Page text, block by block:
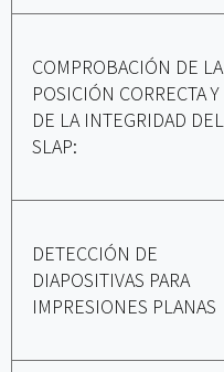
COMPROBACIÓN DE LA
POSICIÓN CORRECTA Y
DE LA INTEGRIDAD DEL
SLAP:
DETECCIÓN DE
DIAPOSITIVAS PARA
IMPRESIONES PLANAS